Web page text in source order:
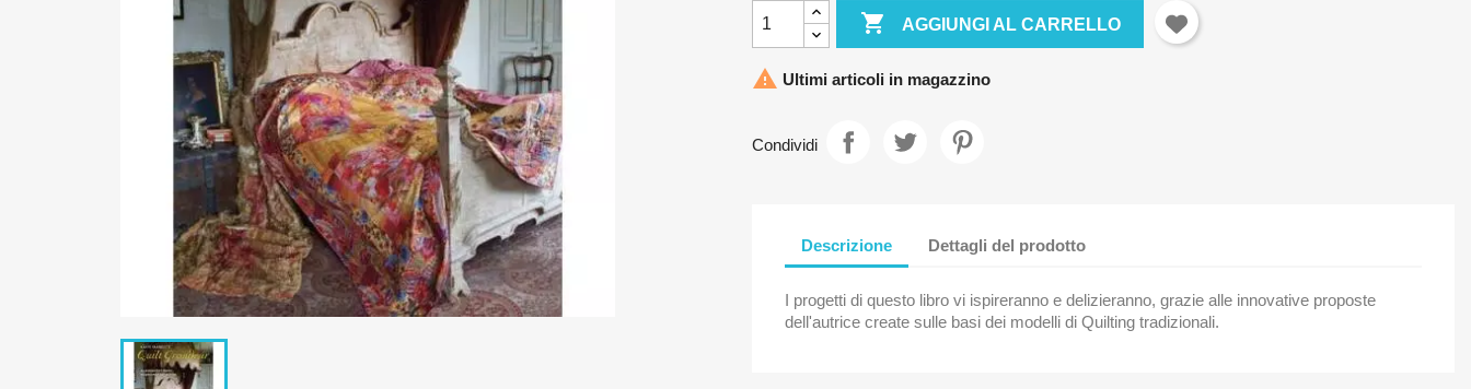
 AGGIUNGI AL CARRELLO
 Ultimi articoli in magazzino
Condividi
Descrizione Dettagli del prodotto
I progetti di questo libro vi ispireranno e delizieranno, grazie alle innovative proposte
dell'autrice create sulle basi dei modelli di Quilting tradizionali.